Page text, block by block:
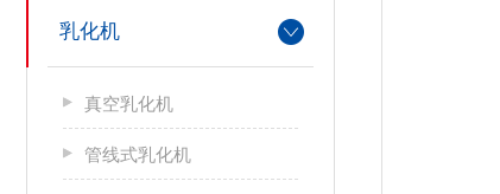
乳化机
真空乳化机
管线式乳化机